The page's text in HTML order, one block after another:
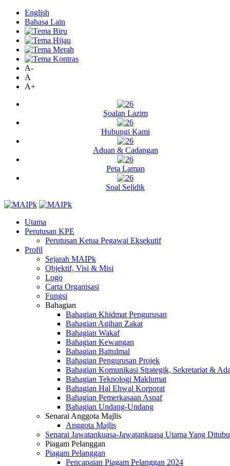
English
Bahasa Lain
A-
A
A+
Soalan Lazim
Hubungi Kami
Aduan & Cadangan
Peta Laman
Soal Selidik
Utama
Perutusan KPE
Perutusan Ketua Pegawai Eksekutif
Profil
Sejarah MAIPk
Objektif, Visi & Misi
Logo
Carta Organisasi
Fungsi
Bahagian
Bahagian Khidmat Pengurusan
Bahagian Agihan Zakat
Bahagian Wakaf
Bahagian Kewangan
Bahagian Baitulmal
Bahagian Pengurusan Projek
Bahagian Komunikasi Strategik, Sekretariat &
Bahagian Teknologi Maklumat
Bahagian Hal Ehwal Korporat
Bahagian Pemerkasaan Asnaf
Bahagian Undang-Undang
Senarai Anggota Majlis
Anggota Majlis
Senarai Jawatankuasa-Jawatankuasa Utama Yang
Piagam Pelanggan
Piagam Pelanggan
Pencapaian Piagam Pelanggan 2024